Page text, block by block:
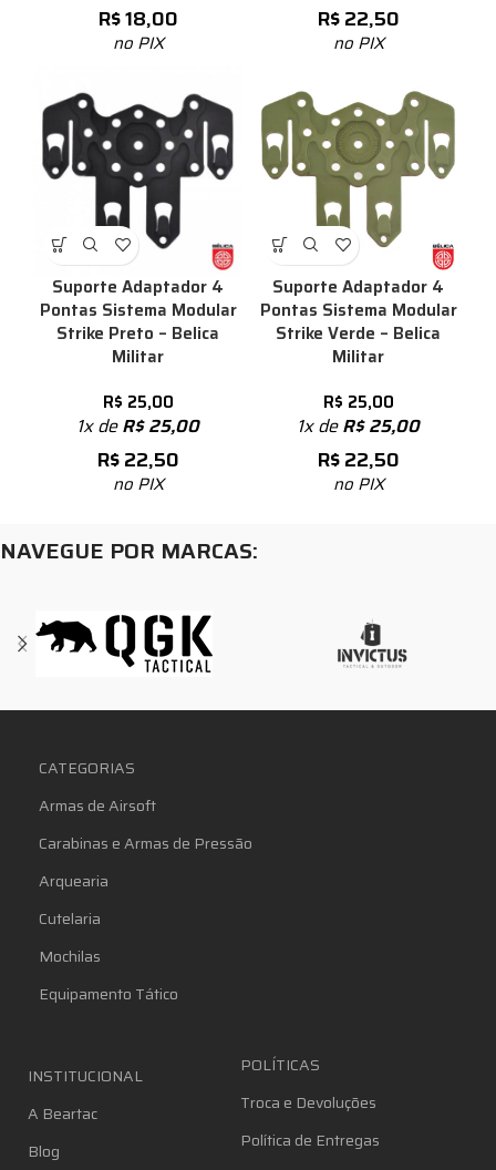
R$18,00
no PIX
R$22,50
no PIX
Suporte Adaptador 4
Pontas Sistema Modular
Strike Preto – Belica
Militar
R$ 25,00
1x deR$25,00
R$22,50
no PIX
Suporte Adaptador 4
Pontas Sistema Modular
Strike Verde – Belica
Militar
R$ 25,00
1x deR$25,00
R$22,50
no PIX
NAVEGUE POR MARCAS:
CATEGORIAS
Armas de Airsoft
Carabinas e Armas de Pressão
Arquearia
Cutelaria
Mochilas
Equipamento Tático
INSTITUCIONAL
A Beartac
Blog
POLÍTICAS
Troca e Devoluções
Política de Entregas